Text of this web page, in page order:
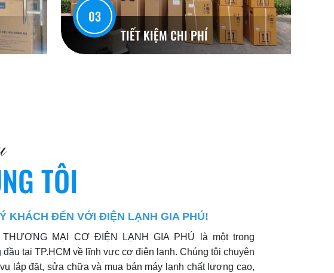
03
TIẾT KIỆM CHI PHÍ
TÔI
KHÁCH ĐẾN VỚI ĐIỆN LẠNH GIA PHÚ!
MẠI CƠ ĐIỆN LẠNH GIA PHÚ là một trong
tại TP.HCM về lĩnh vực cơ điện lạnh. Chúng tôi chuyên
lắp đặt, sửa chữa và mua bán máy lạnh chất lượng cao,